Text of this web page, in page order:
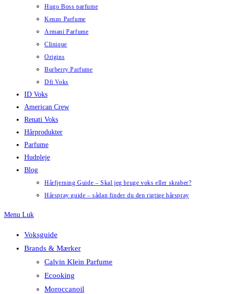
Hugo Boss parfume
Kenzo Parfume
Armani Parfume
Clinique
Origins
Burberry Parfume
Dfi Voks
ID Voks
American Crew
Renati Voks
Hårprodukter
Parfume
Hudpleje
Blog
Hårfjerning Guide – Skal jeg bruge voks eller skraber?
Hårspray guide – sådan finder du den rigtige hårspray
Menu Luk
Voksguide
Brands & Mærker
Calvin Klein Parfume
Ecooking
Moroccanoil